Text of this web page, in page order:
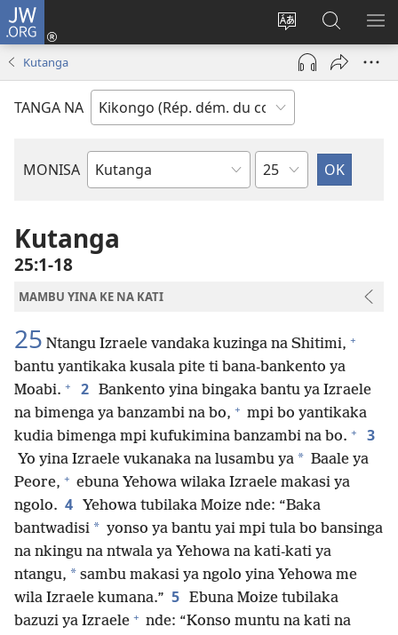
JW.ORG
Soba
ndinga
ya
site
yai
Kukota
(ke
kangula
ya
mpa)
Kusosa
na
JW.ORG
Kutanga
TANGA NA
MONISA
Mikanda
Kapu
Kutanga
25:1-18
MAMBU YINA KE NA KATI
25 Ntangu Izraele vandaka kuzinga na Shitimi, +
bantu yantikaka kusala pite ti bana-bankento ya
Moabi. + 2 Bankento yina bingaka bantu ya Izraele
na bimenga ya banzambi na bo, + mpi bo yantikaka
kudia bimenga mpi kufukimina banzambi na bo. + 3
Yo yina Izraele vukanaka na lusambu ya * Baale ya
Peore, + ebuna Yehowa wilaka Izraele makasi ya
ngolo. 4
Yehowa tubilaka Moize nde: “Baka
bantwadisi * yonso ya bantu yai mpi tula bo bansinga
na nkingu na ntwala ya Yehowa na kati-kati ya
ntangu, * sambu makasi ya ngolo yina Yehowa me
wila Izraele kumana.” 5 Ebuna Moize tubilaka
bazuzi ya Izraele + nde: “Konso muntu na kati na